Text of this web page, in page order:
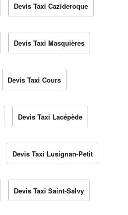
Devis Taxi Cazideroque
Devis Taxi Masquières
Devis Taxi Cours
Devis Taxi Lacépède
Devis Taxi Lusignan-Petit
Devis Taxi Saint-Salvy